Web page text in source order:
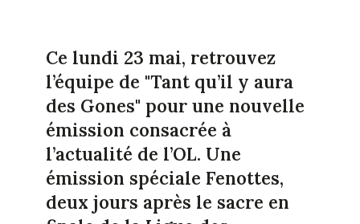
Ce lundi 23 mai, retrouvez
l’équipe de "Tant qu’il y aura
des Gones" pour une nouvelle
émission consacrée à
l’actualité de l’OL. Une
émission spéciale Fenottes,
deux jours après le sacre en